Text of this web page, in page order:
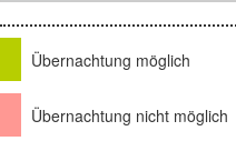
Übernachtung möglich
Übernachtung nicht möglich